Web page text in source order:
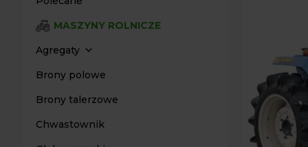
MASZYNY ROLNICZE
Agregaty
Brony polowe
Brony talerzowe
Chwastownik